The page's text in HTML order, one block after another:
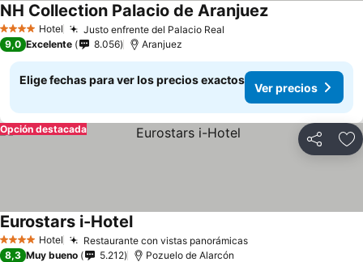
4 EstrellasHotel Justo enfrente del Palacio Real
NH Collection Palacio de Aranjuez
9,0 Excelente 8.056 Aranjuez
Elige fechas para ver los precios exactos
Ver precios
Compartir
Opción destacada
4 EstrellasHotel Restaurante con vistas panorámicas
Eurostars i-Hotel
8,3 Muy bueno 5.212 Pozuelo de Alarcón